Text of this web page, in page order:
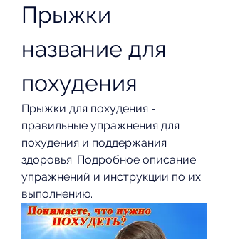
Прыжки
название для
похудения
Прыжки для похудения -
правильные упражнения для
похудения и поддержания
здоровья. Подробное описание
упражнений и инструкции по их
выполнению.